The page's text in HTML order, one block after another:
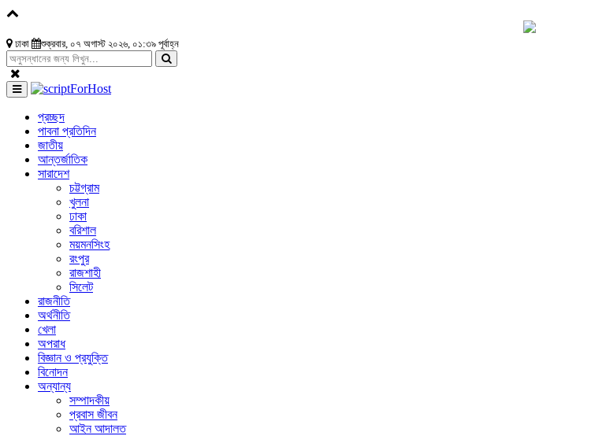
ঢাকা শুক্রবার, ০৭ অগাস্ট ২০২৬, ০১:৩৯ পূর্বাহ্ন
প্রচ্ছদ
পাবনা প্রতিদিন
জাতীয়
আন্তর্জাতিক
সারাদেশ
চট্টগ্রাম
খুলনা
ঢাকা
বরিশাল
ময়মনসিংহ
রংপুর
রাজশাহী
সিলেট
রাজনীতি
অর্থনীতি
খেলা
অপরাধ
বিজ্ঞান ও প্রযুক্তি
বিনোদন
অন্যান্য
সম্পাদকীয়
প্রবাস জীবন
আইন আদালত